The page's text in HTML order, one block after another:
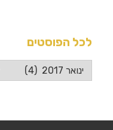
לכל הפוסטים
לכל
הפוסטים